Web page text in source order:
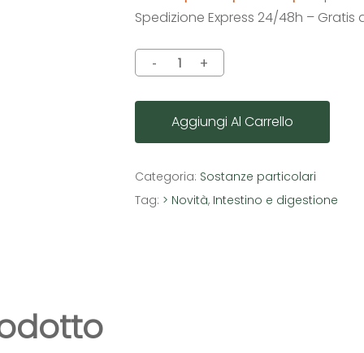
Spedizione Express 24/48h –
Aggiungi Al Carrello
Categoria: Sostanze particolari
Tag: > Novità, Intestino e digestione